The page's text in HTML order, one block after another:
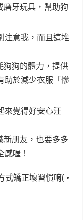
牙玩具，幫助狗
注意我，而且這堆
狗的體力，提供
助於減少衣服「慘
來覺得好安心汪
朋友，也要多多
喔！
式矯正壞習慣唷( •